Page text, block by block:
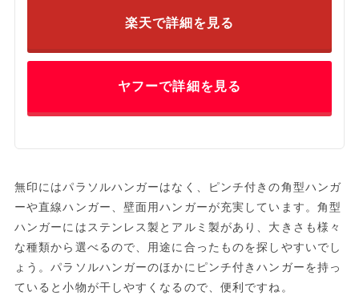
楽天で詳細を見る
ヤフーで詳細を見る
無印にはパラソルハンガーはなく、ピンチ付きの角型ハンガ
ーや直線ハンガー、壁面用ハンガーが充実しています。角型
ハンガーにはステンレス製とアルミ製があり、大きさも様々
な種類から選べるので、用途に合ったものを探しやすいでし
ょう。パラソルハンガーのほかにピンチ付きハンガーを持っ
ていると小物が干しやすくなるので、便利ですね。